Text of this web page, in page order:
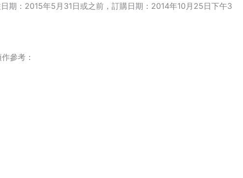
日期：2015年5月31日或之前，訂購日期：2014年10月25日下午3
參考：